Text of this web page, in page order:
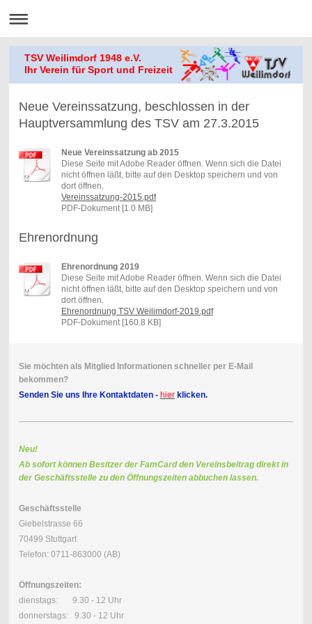
TSV Weilimdorf 1948 e.V.
Ihr Verein für Sport und Freizeit
Neue Vereinssatzung, beschlossen in der
Hauptversammlung des TSV am 27.3.2015
Neue Vereinssatzung ab 2015
Diese Seite mit Adobe Reader öffnen. Wenn sich die Datei
nicht öffnen läßt, bitte auf den Desktop speichern und von
dort öffnen.
Vereinssatzung-2015.pdf
PDF-Dokument [1.0 MB]
Ehrenordnung
Ehrenordnung 2019
Diese Seite mit Adobe Reader öffnen. Wenn sich die Datei
nicht öffnen läßt, bitte auf den Desktop speichern und von
dort öffnen.
Ehrenordnung TSV Weilimdorf-2019.pdf
PDF-Dokument [160.8 KB]
Sie möchten als Mitglied Informationen schneller per E-Mail
bekommen?
Senden Sie uns Ihre Kontaktdaten - hierklicken.
Neu!
Ab sofort können Besitzer der FamCard den Vereinsbeitrag direkt in
der Geschäftsstelle zu den Öffnungszeiten abbuchen lassen.
Geschäftsstelle
Giebelstrasse 66
70499 Stuttgart
Telefon: 0711-863000 (AB)
Öffnungszeiten:
dienstags: 9.30 - 12 Uhr
donnerstags: 9.30 - 12 Uhr